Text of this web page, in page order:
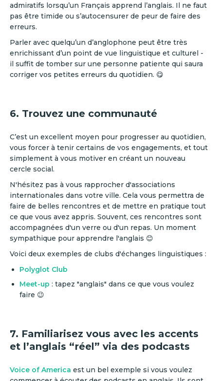
admiratifs lorsqu’un Français apprend l’anglais. Il ne faut
pas être timide ou s’autocensurer de peur de faire des
erreurs.
Parler avec quelqu’un d’anglophone peut être très
enrichissant d’un point de vue linguistique et culturel -
il suffit de tomber sur une personne patiente qui saura
corriger vos petites erreurs du quotidien. 😋
6. Trouvez une communauté
C’est un excellent moyen pour progresser au quotidien,
vous forcer à tenir certains de vos engagements, et tout
simplement à vous motiver en créant un nouveau
cercle social.
N'hésitez pas à vous rapprocher d'associations
internationales dans votre ville. Cela vous permettra de
faire de belles rencontres et de mettre en pratique tout
ce que vous avez appris. Souvent, ces rencontres sont
accompagnées d'un verre ou d'un repas. Un moment
sympathique pour apprendre l'anglais 😊
Voici deux exemples de clubs d'échanges linguistiques :
Polyglot Club
Meet-up : tapez "anglais" dans ce que vous voulez
faire 😉
7. Familiarisez vous avec les accents
et l’anglais “réel” via des podcasts
Voice of America est un bel exemple si vous voulez